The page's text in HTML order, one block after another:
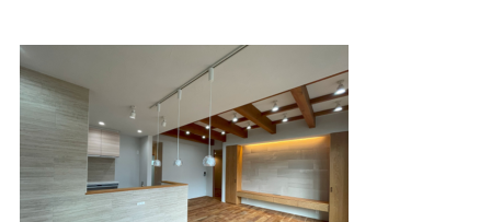
｜サイトマップ
©speaks-test.